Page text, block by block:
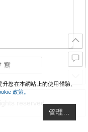
reserved.
您在本網站上的使用體驗、
政策。
管理…